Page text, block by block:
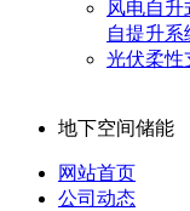
风电自
自提升系
光伏柔性
地下空间储能
网站首页
公司动态